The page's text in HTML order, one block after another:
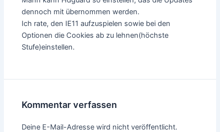
dennoch mit übernommen werden.
Ich rate, den IE11 aufzuspielen sowie bei den
Optionen die Cookies ab zu lehnen(höchste
Stufe)einstellen.
Kommentar verfassen
Deine E-Mail-Adresse wird nicht veröffentlicht.